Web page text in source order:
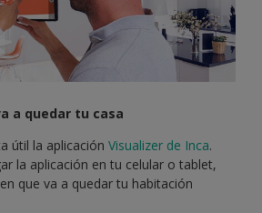
a quedar tu casa
útil la aplicación Visualizer de Inca.
la aplicación en tu celular o tablet,
que va a quedar tu habitación